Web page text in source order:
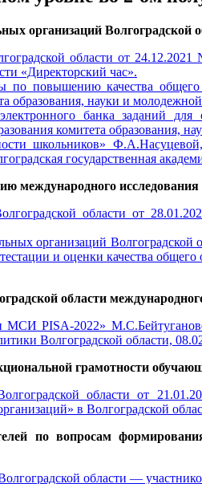
организаций Волгоградской
области от
«Директорский час».
по повышению качества
образования, науки и
банка заданий
комитета образования,
школьников»
государственная
международного
области от
организаций
и оценки качества
области
PISA-2022»
Волгоградской области,
грамотности
области от
в Волгоградской
по вопросам
области —